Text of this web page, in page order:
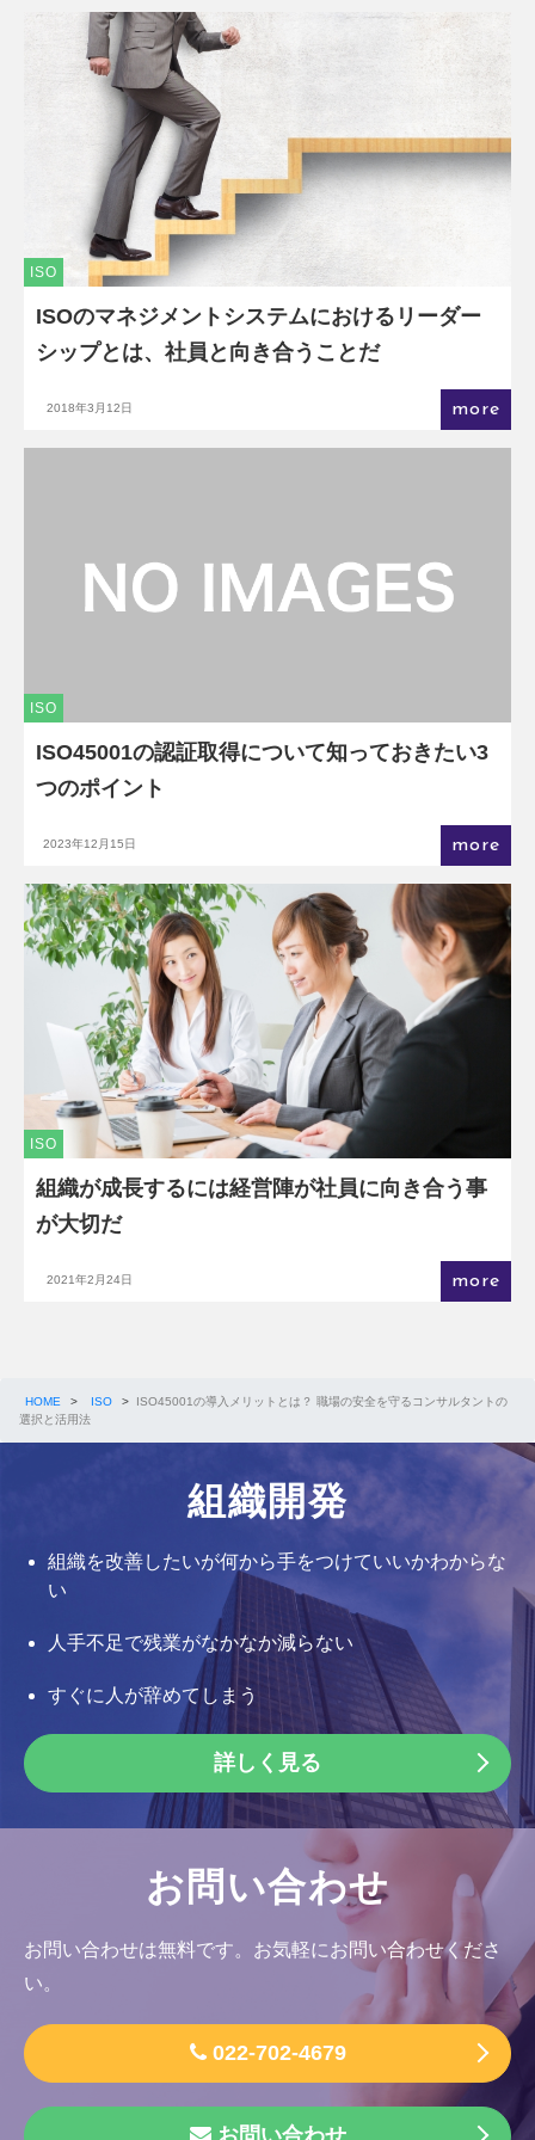
ISO
ISOのマネジメントシステムにおけるリーダー
シップとは、社員と向き合うことだ
2018年3月12日 more
ISO
ISO45001の認証取得について知っておきたい3
つのポイント
2023年12月15日 more
ISO
組織が成長するには経営陣が社員に向き合う事
が大切だ
2021年2月24日 more
HOME > ISO > ISO45001の導入メリットとは？ 職場の安全を守るコンサルタントの
選択と活用法
組織開発
組織を改善したいが何から手をつけていいかわからな
い
人手不足で残業がなかなか減らない
すぐに人が辞めてしまう
詳しく見る
お問い合わせ
お問い合わせは無料です。お気軽にお問い合わせくださ
い。
022-702-4679
お問い合わせ